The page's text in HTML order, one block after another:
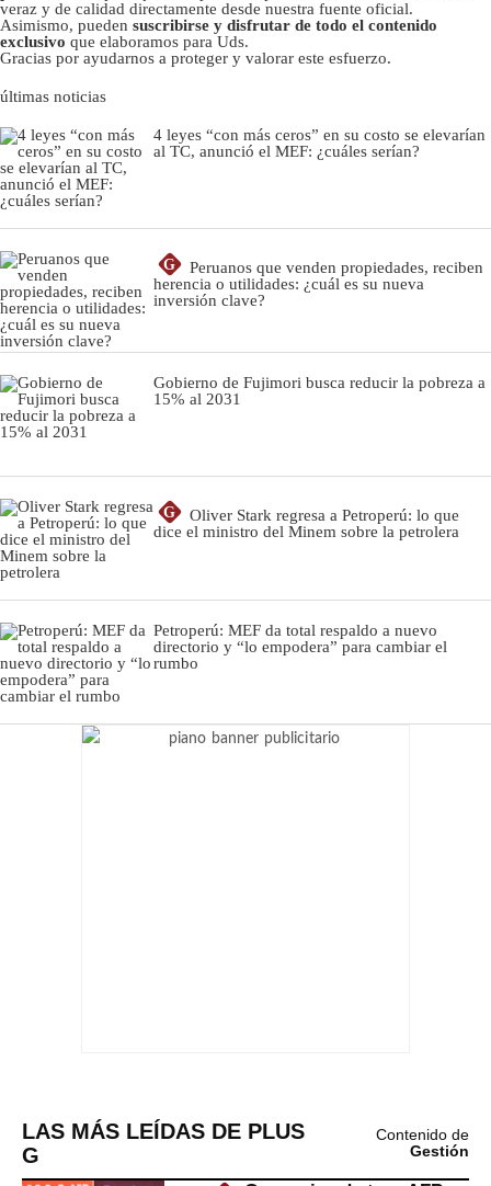
veraz y de calidad directamente desde nuestra fuente oficial.
Asimismo, pueden suscribirse y disfrutar de todo el contenido
exclusivo que elaboramos para Uds.
Gracias por ayudarnos a proteger y valorar este esfuerzo.
últimas noticias
4 leyes “con más ceros” en su costo se elevarían
al TC, anunció el MEF: ¿cuáles serían?
G
Peruanos que venden propiedades, reciben
herencia o utilidades: ¿cuál es su nueva
inversión clave?
Gobierno de Fujimori busca reducir la pobreza a
15% al 2031
G
Oliver Stark regresa a Petroperú: lo que
dice el ministro del Minem sobre la petrolera
Petroperú: MEF da total respaldo a nuevo
directorio y “lo empodera” para cambiar el
rumbo
LAS MÁS LEÍDAS DE PLUS
G
Contenido de
Gestión